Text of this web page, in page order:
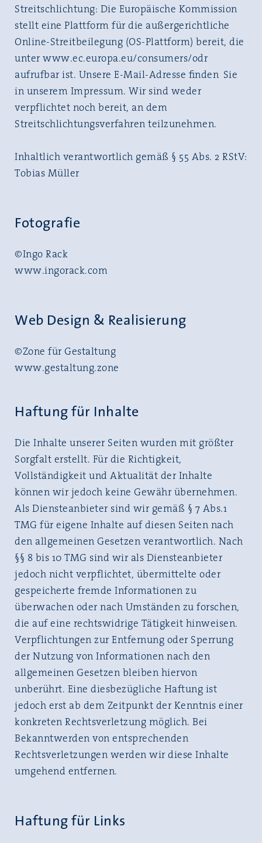
Streitschlichtung: Die Europäische Kommission
stellt eine Plattform für die außergerichtliche
Online-Streitbeilegung (OS-Plattform) bereit, die
unter www.ec.europa.eu/consumers/odr
aufrufbar ist. Unsere E-Mail-Adresse ﬁnden Sie
in unserem Impressum. Wir sind weder
verpflichtet noch bereit, an dem
Streitschlichtungsverfahren teilzunehmen.
Inhaltlich verantwortlich gemäß § 55 Abs. 2 RStV:
Tobias Müller
Fotografie
©Ingo Rack
www.ingorack.com
Web Design & Realisierung
©Zone für Gestaltung
www.gestaltung.zone
Haftung für Inhalte
Die Inhalte unserer Seiten wurden mit größter
Sorgfalt erstellt. Für die Richtigkeit,
Vollständigkeit und Aktualität der Inhalte
können wir jedoch keine Gewähr übernehmen.
Als Diensteanbieter sind wir gemäß § 7 Abs.1
TMG für eigene Inhalte auf diesen Seiten nach
den allgemeinen Gesetzen verantwortlich. Nach
§§ 8 bis 10 TMG sind wir als Diensteanbieter
jedoch nicht verpflichtet, übermittelte oder
gespeicherte fremde Informationen zu
überwachen oder nach Umständen zu forschen,
die auf eine rechtswidrige Tätigkeit hinweisen.
Verpflichtungen zur Entfernung oder Sperrung
der Nutzung von Informationen nach den
allgemeinen Gesetzen bleiben hiervon
unberührt. Eine diesbezügliche Haftung ist
jedoch erst ab dem Zeitpunkt der Kenntnis einer
konkreten Rechtsverletzung möglich. Bei
Bekanntwerden von entsprechenden
Rechtsverletzungen werden wir diese Inhalte
umgehend entfernen.
Haftung für Links